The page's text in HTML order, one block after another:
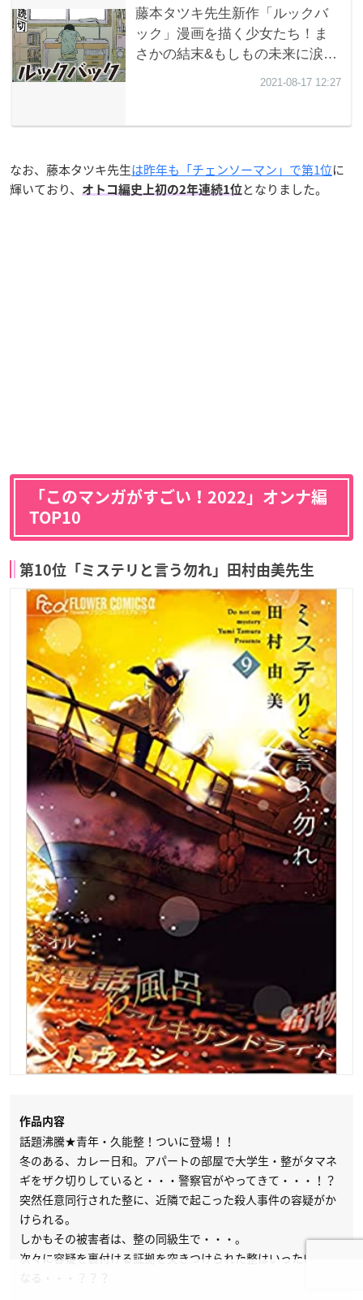
なお、藤本タツキ先生は昨年も「チェンソーマン」で第1位に
輝いており、
オトコ編史上初の2年連続1位となりました。
「 このマンガがすごい！2022 」オンナ編
TOP10
第10位「ミステリと言う勿れ」田村由美先生
作品内容
話題沸騰★青年・久能整！ついに登場！！
冬のある、カレー日和。アパートの部屋で大学生・整がタマネ
ギをザク切りしていると・・・警察官がやってきて・・・！？
突然任意同行された整に、近隣で起こった殺人事件の容疑がか
けられる。
しかもその被害者は、整の同級生で・・・。
次々に容疑を裏付ける証拠を突きつけられた整はいったいどう